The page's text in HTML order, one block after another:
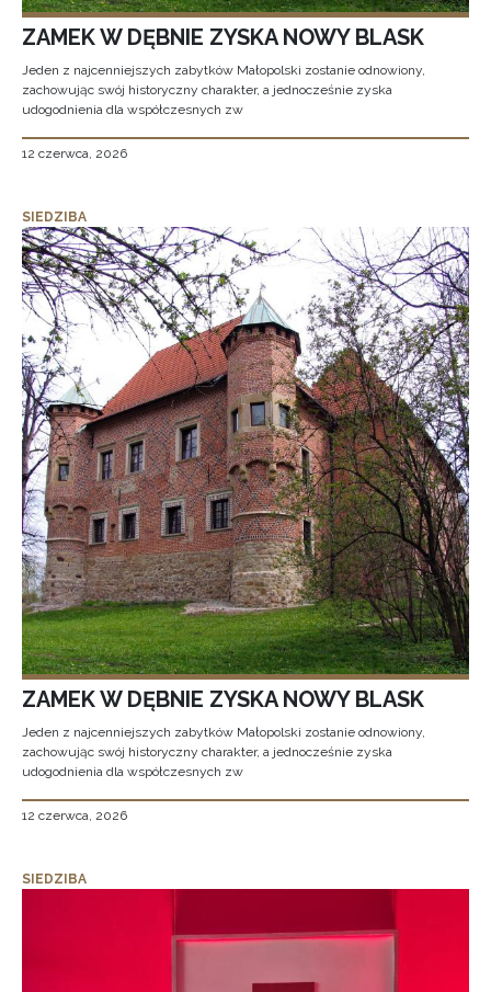
ZAMEK W DĘBNIE ZYSKA NOWY BLASK
Jeden z najcenniejszych zabytków Małopolski zostanie odnowiony,
zachowując swój historyczny charakter, a jednocześnie zyska
udogodnienia dla współczesnych zw
12 czerwca, 2026
SIEDZIBA
ZAMEK W DĘBNIE ZYSKA NOWY BLASK
Jeden z najcenniejszych zabytków Małopolski zostanie odnowiony,
zachowując swój historyczny charakter, a jednocześnie zyska
udogodnienia dla współczesnych zw
12 czerwca, 2026
SIEDZIBA